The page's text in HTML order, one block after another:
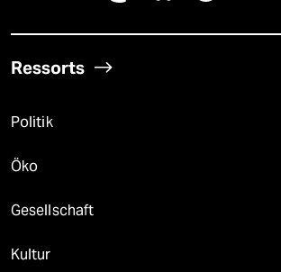
Ressorts
Politik
Öko
Gesellschaft
Kultur